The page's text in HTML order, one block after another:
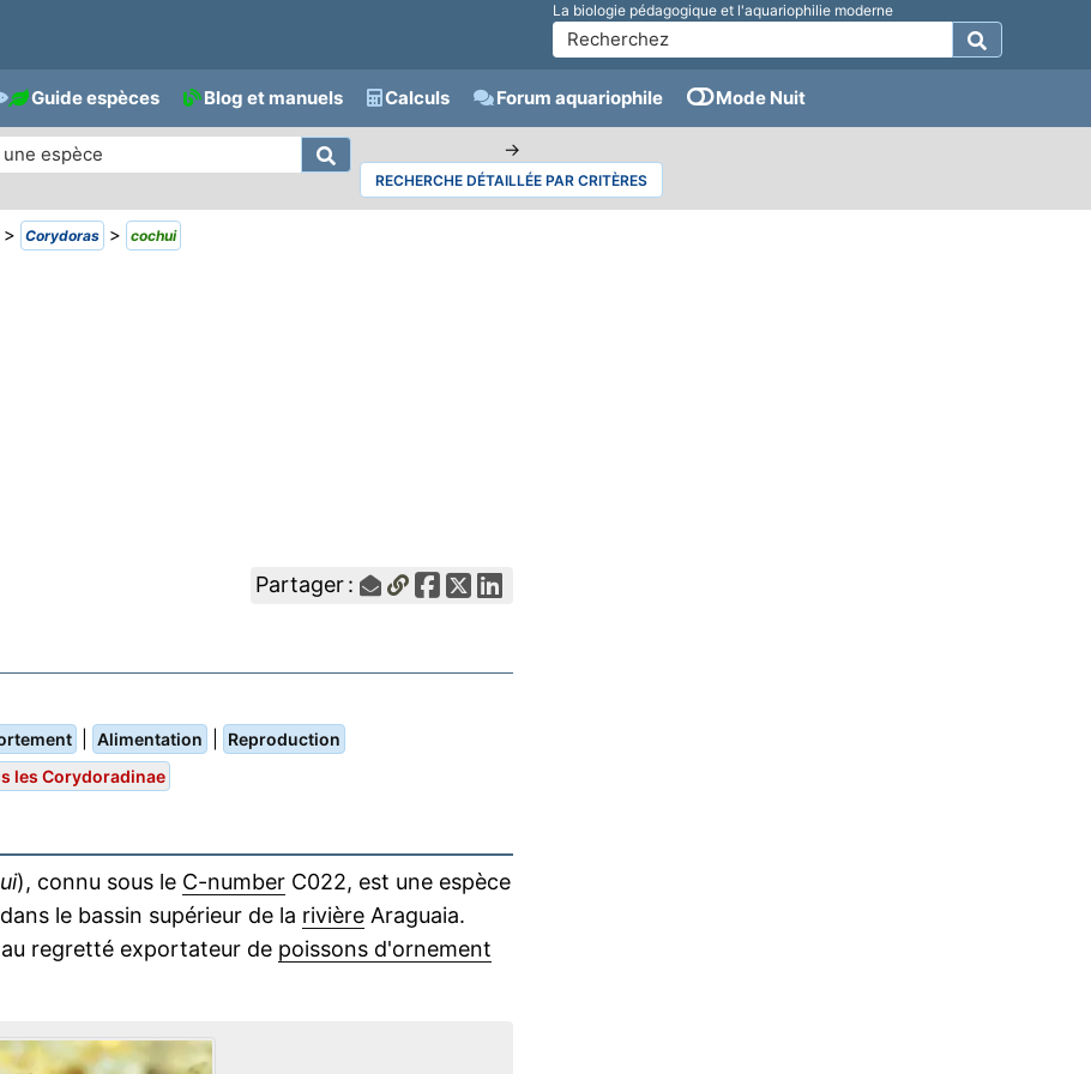
La biologie pédagogique et l'aquariophilie moderne
Guide espèces Blog et manuels Calculs Forum aquariophile Mode Nuit
→
RECHERCHE DÉTAILLÉE PAR CRITÈRES
> Corydoras > cochui
Partager :
Alimentation Reproduction
les Corydoradinae
), connu sous le C-number C022, est une espèce
le bassin supérieur de la rivière Araguaia.
regretté exportateur de poissons d'ornement